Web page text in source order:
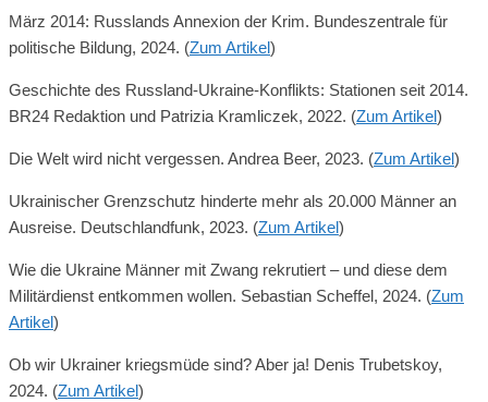
März 2014: Russlands Annexion der Krim. Bundeszentrale für
politische Bildung, 2024. (Zum Artikel)
Geschichte des Russland-Ukraine-Konflikts: Stationen seit 2014.
BR24 Redaktion und Patrizia Kramliczek, 2022. (Zum Artikel)
Die Welt wird nicht vergessen. Andrea Beer, 2023. (Zum Artikel)
Ukrainischer Grenzschutz hinderte mehr als 20.000 Männer an
Ausreise. Deutschlandfunk, 2023. (Zum Artikel)
Wie die Ukraine Männer mit Zwang rekrutiert – und diese dem
Militärdienst entkommen wollen. Sebastian Scheffel, 2024. (Zum
Artikel)
Ob wir Ukrainer kriegsmüde sind? Aber ja! Denis Trubetskoy,
2024. (Zum Artikel)